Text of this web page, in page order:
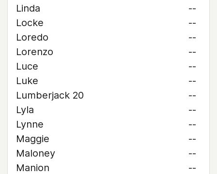
Linda
--
Locke
--
Loredo
--
Lorenzo
--
Luce
--
Luke
--
Lumberjack 20
--
Lyla
--
Lynne
--
Maggie
--
Maloney
--
Manion
--